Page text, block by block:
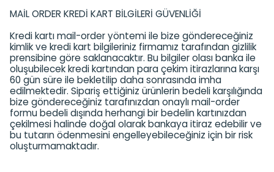
MAİL ORDER KREDİ KART BİLGİLERİ GÜVENLİĞİ
Kredi kartı mail-order yöntemi ile bize göndereceğiniz
kimlik ve kredi kart bilgileriniz firmamız tarafından gizlilik
prensibine göre saklanacaktır. Bu bilgiler olası banka ile
oluşubilecek kredi kartından para çekim itirazlarına karşı
60 gün süre ile bekletilip daha sonrasında imha
edilmektedir. Sipariş ettiğiniz ürünlerin bedeli karşılığında
bize göndereceğiniz tarafınızdan onaylı mail-order
formu bedeli dışında herhangi bir bedelin kartınızdan
çekilmesi halinde doğal olarak bankaya itiraz edebilir ve
bu tutarın ödenmesini engelleyebileceğiniz için bir risk
oluşturmamaktadır.